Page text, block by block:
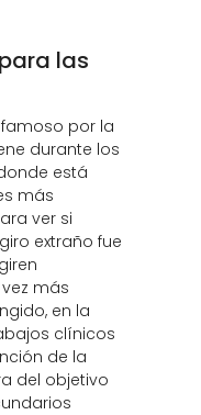
las
por la
durante los
está
más
ver si
extraño fue
más
en la
clínicos
de la
del objetivo